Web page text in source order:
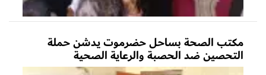
مكتب الصحة بساحل حضرموت يدشن حملة
التحصين ضد الحصبة والرعاية الصحية